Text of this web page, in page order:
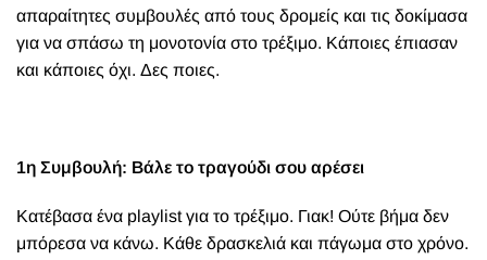
απαραίτητες συμβουλές από τους δρομείς και τις δοκίμασα
για να σπάσω τη μονοτονία στο τρέξιμο. Κάποιες έπιασαν
και κάποιες όχι. Δες ποιες.
1η Συμβουλή: Βάλε το τραγούδι σου αρέσει
Κατέβασα ένα playlist για το τρέξιμο. Γιακ! Ούτε βήμα δεν
μπόρεσα να κάνω. Κάθε δρασκελιά και πάγωμα στο χρόνο.